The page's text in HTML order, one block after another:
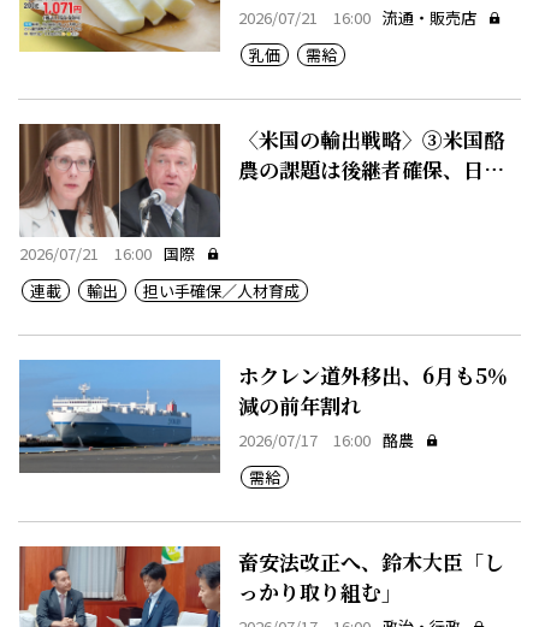
2026/07/21 16:00 流通・販売店
乳価
需給
〈米国の輸出戦略〉③米国酪
農の課題は後継者確保、日本
2026/07/21 16:00 国際
連載
輸出 担い手確保／人材育成
ホクレン道外移出、6月も5％
減の前年割れ
2026/07/17 16:00 酪農
需給
畜安法改正へ、鈴木大臣「し
っかり取り組む」